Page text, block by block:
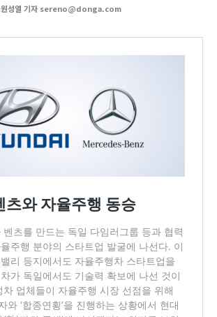
원성열 기자 sereno@donga.com